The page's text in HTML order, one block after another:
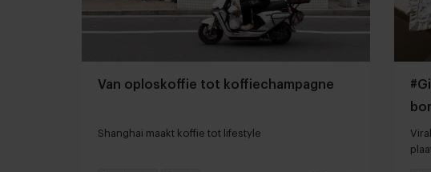
Van oploskoffie tot koffiechampagne
Shanghai maakt koffie tot lifestyle